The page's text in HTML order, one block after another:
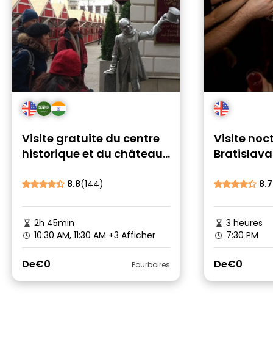
Visite gratuite du centre
historique et du château
8.8(144)
2h 45min
10:30 AM, 11:30 AM +3 Afficher
De€0 Pourboires
Visite
8.7
3 heures
7:30 PM
De€0